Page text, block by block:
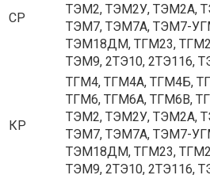
СР
ТЭМ2, ТЭМ2У, ТЭМ2А,
ТЭМ7, ТЭМ7А, ТЭМ7-
ТЭМ18ДМ, ТГМ23,
ТЭМ9, 2ТЭ10, 2ТЭ116,
КР
ТГМ4, ТГМ4А, ТГМ4Б,
ТГМ6, ТГМ6А, ТГМ6В,
ТЭМ2, ТЭМ2У, ТЭМ2А,
ТЭМ7, ТЭМ7А, ТЭМ7-
ТЭМ18ДМ, ТГМ23,
ТЭМ9, 2ТЭ10, 2ТЭ116,